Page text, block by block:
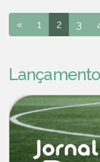
« 1 2 3